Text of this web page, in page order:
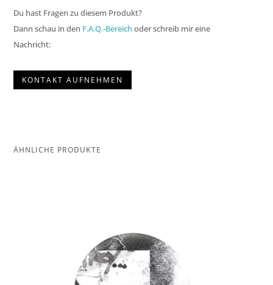
Du hast Fragen zu diesem Produkt?
Dann schau in den F.A.Q.-Bereich oder schreib mir eine
Nachricht:
KONTAKT AUFNEHMEN
ÄHNLICHE PRODUKTE